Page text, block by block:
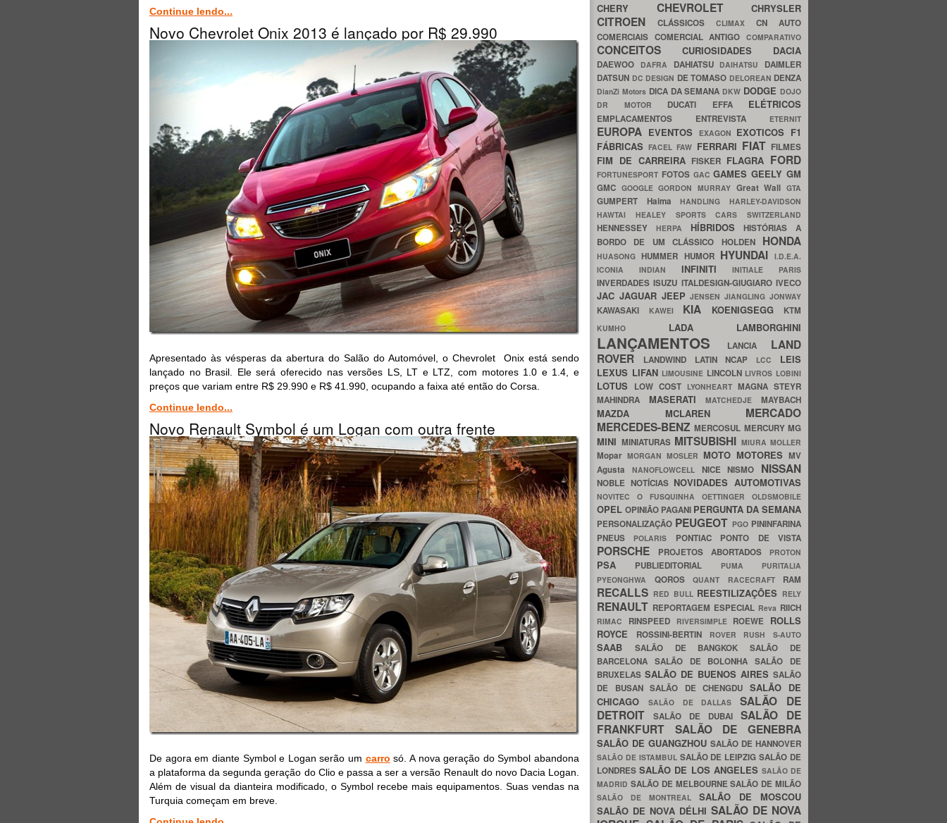
Continue lendo...
Novo Chevrolet Onix 2013 é lançado por R$ 29.990
Apresentado às vésperas da abertura do Salão do Automóvel, o Chevrolet Onix está sendo
lançado no Brasil. Ele será oferecido nas versões LS, LT e LTZ, com motores 1.0 e 1.4, e
preços que variam entre R$ 29.990 e R$ 41.990, ocupando a faixa até então do Corsa.
Continue lendo...
Novo Renault Symbol é um Logan com outra frente
De agora em diante Symbol e Logan serão um carro só. A nova geração do Symbol abandona
a plataforma da segunda geração do Clio e passa a ser a versão Renault do novo Dacia Logan.
Além de visual da dianteira modificado, o Symbol recebe mais equipamentos. Suas vendas na
Turquia começam em breve.
CHERY CHEVROLET CHRYSLER
CITROEN CLÁSSICOS CLIMAX CN AUTO
COMERCIAIS COMERCIAL ANTIGOCOMPARATIVO
CONCEITOS CURIOSIDADES DACIA
DAEWOO DAFRA DAHIATSU DAIHATSU DAIMLER
DATSUN DC DESIGN DE TOMASO DELOREAN DENZA
DianZi Motors DICA DA SEMANA DKW DODGE DOJO
DR MOTOR DUCATI EFFA ELÉTRICOS
EMPLACAMENTOS ENTREVISTA ETERNIT
EUROPA EVENTOS EXAGON EXOTICOS F1
FÁBRICASFACELFAW FERRARI FIAT FILMES
FIM DE CARREIRA FISKER FLAGRA FORD
FORTUNESPORT FOTOS GACGAMESGEELYGM
GMC GOOGLEGORDON MURRAY Great WallGTA
GUMPERT HaimaHANDLINGHARLEY-DAVIDSON
HAWTAI HEALEY SPORTS CARS SWITZERLAND
HENNESSEY HERPA HÍBRIDOSHISTÓRIAS A
BORDO DE UM CLÁSSICO HOLDEN HONDA
HUASONGHUMMER HUMOR HYUNDAI I.D.E.A.
ICONIA INDIAN INFINITIINITIALE PARIS
INVERDADESISUZU ITALDESIGN-GIUGIAROIVECO
JAC JAGUAR JEEPJENSENJIANGLINGJONWAY
KAWASAKI KAWEI KIA KOENIGSEGG KTM
KUMHO LADA LAMBORGHINI
LANÇAMENTOS LANCIA LAND
ROVER
LANDWIND LATIN NCAP LCC LEIS
LEXUS LIFAN LIMOUSINE LINCOLN LIVROS LOBINI
LOTUS LOW COST LYONHEART MAGNA STEYR
MAHINDRA MASERATIMATCHEDJEMAYBACH
MAZDA MCLAREN MERCADO
MERCEDES-BENZMERCOSUL MERCURYMG
MINI MINIATURAS MITSUBISHI MIURA MOLLER
Mopar MORGAN MOSLER MOTO MOTORES MV
Agusta NANOFLOWCELL NICENISMO NISSAN
NOBLE NOTÍCIAS NOVIDADES AUTOMOTIVAS
NOVITEC O FUSQUINHA OETTINGER OLDSMOBILE
OPEL OPINIÃO PAGANI PERGUNTA DA SEMANA
PERSONALIZAÇÃO PEUGEOT PGO PININFARINA
PNEUS
POLARIS PONTIAC PONTO DE VISTA
PORSCHE PROJETOS ABORTADOS PROTON
PSA PUBLIEDITORIAL PUMA PURITALIA
PYEONGHWA QOROS QUANT RACECRAFT RAM
RECALLS RED BULL REESTILIZAÇÕES RELY
RENAULT REPORTAGEM ESPECIAL Reva RIICH
RIMAC RINSPEED RIVERSIMPLE ROEWE ROLLS
ROYCE
ROSSINI-BERTIN ROVER RUSH S-AUTO
SAAB SALÃO DE BANGKOKSALÃO DE
BARCELONA SALÃO DE BOLONHASALÃO DE
BRUXELAS SALÃO DE BUENOS AIRES SALÃO
DE BUSAN SALÃO DE CHENGDU SALÃO DE
CHICAGO
SALÃO DE DALLASSALÃO DE
DETROIT
SALÃO DE DUBAI SALÃO DE
FRANKFURT SALÃO DE GENEBRA
SALÃO DE GUANGZHOU SALÃO DE HANNOVER
SALÃO DE ISTAMBUL SALÃO DE LEIPZIGSALÃO DE
LONDRESSALÃO DE LOS ANGELES SALÃO DE
MADRID SALÃO DE MELBOURNESALÃO DE MILÃO
SALÃO DE MONTREAL SALÃO DE MOSCOU
SALÃO DE NOVA DÉLHI SALÃO DE NOVA